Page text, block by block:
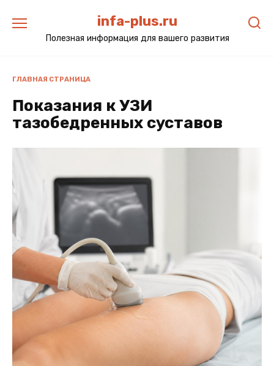
содержанию
infa-plus.ru
Полезная информация для вашего развития
ГЛАВНАЯ СТРАНИЦА
Показания к УЗИ
тазобедренных суставов